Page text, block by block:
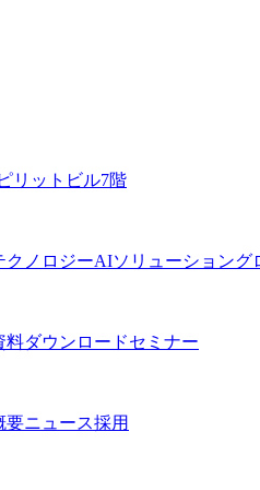
リットビル7階
クノロジーAIソリューショング
料ダウンロードセミナー
要ニュース採用